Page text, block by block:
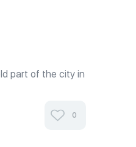
part of the city in
bridge.
0